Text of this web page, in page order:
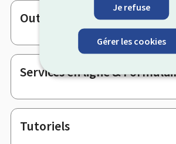
Je refuse
Gérer les cookies
Pied
de
page
Outils
Services en ligne &
Tutoriels